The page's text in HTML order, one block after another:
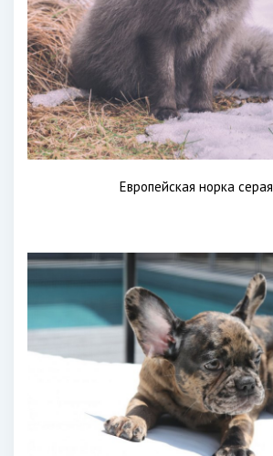
Европейская норка серая